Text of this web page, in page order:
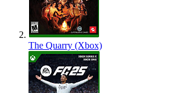
The Quarry (Xbox)